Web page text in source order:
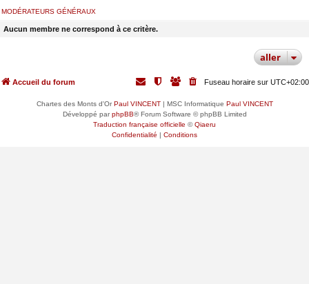
MODÉRATEURS GÉNÉRAUX
Aucun membre ne correspond à ce critère.
aller
Accueil du forum Fuseau horaire sur UTC+02:00
Chartes des Monts d'OrPaul VINCENT| MSC Informatique Paul VINCENT
Développé parphpBB® Forum Software © phpBB Limited
Traduction française officielle ©Qiaeru
Confidentialité | Conditions